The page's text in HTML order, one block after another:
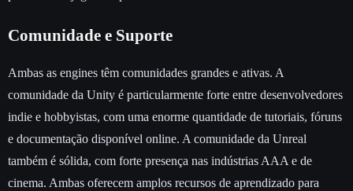
Comunidade e Suporte
Ambas as engines têm comunidades grandes e ativas. A
comunidade da Unity é particularmente forte entre desenvolvedores
indie e hobbyistas, com uma enorme quantidade de tutoriais, fóruns
e documentação disponível online. A comunidade da Unreal
também é sólida, com forte presença nas indústrias AAA e de
cinema. Ambas oferecem amplos recursos de aprendizado para